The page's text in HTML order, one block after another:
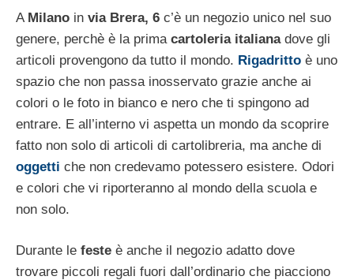
A Milano in via Brera, 6 c’è un negozio unico nel suo
genere, perchè è la prima cartoleria italianadove gli
articoli provengono da tutto il mondo. Rigadritto è uno
spazio che non passa inosservato grazie anche ai
colori o le foto in bianco e nero che ti spingono ad
entrare. E all’interno vi aspetta un mondo da scoprire
fatto non solo di articoli di cartolibreria, ma anche di
oggetti che non credevamo potessero esistere. Odori
e colori che vi riporteranno al mondo della scuola e
non solo.
Durante le feste è anche il negozio adatto dove
trovare piccoli regali fuori dall’ordinario che piacciono